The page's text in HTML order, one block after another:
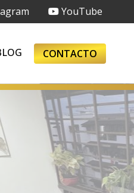
YouTube
CONTACTO